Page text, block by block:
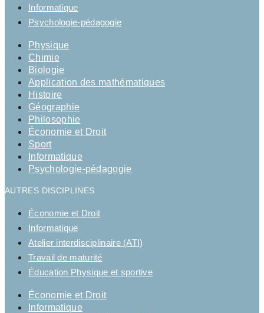
Informatique
Psychologie-pédagogie
Physique
Chimie
Biologie
Application des mathématiques
Histoire
Géographie
Philosophie
Économie et Droit
Sport
Informatique
Psychologie-pédagogie
AUTRES DISCIPLINES
Économie et Droit
Informatique
Atelier interdisciplinaire (ATI)
Travail de maturité
Éducation Physique et sportive
Économie et Droit
Informatique